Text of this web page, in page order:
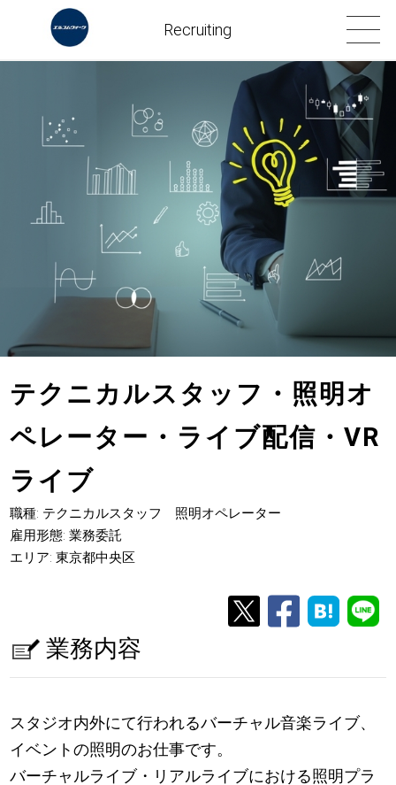
Recruiting
テクニカルスタッフ・照明オ
ペレーター・ライブ配信・VR
ライブ
職種: テクニカルスタッフ 照明オペレーター
雇用形態: 業務委託
エリア: 東京都中央区
業務内容
スタジオ内外にて行われるバーチャル音楽ライブ、
イベントの照明のお仕事です。
バーチャルライブ・リアルライブにおける照明プラ